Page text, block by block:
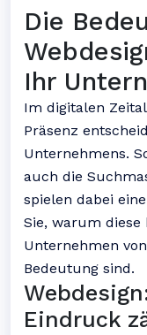
Die
Ihr
Im digitalen
Präsenz
Unternehmens.
auch die
spielen dabei
Sie, warum
Unternehmen
Bedeutung sind.
Eindruck